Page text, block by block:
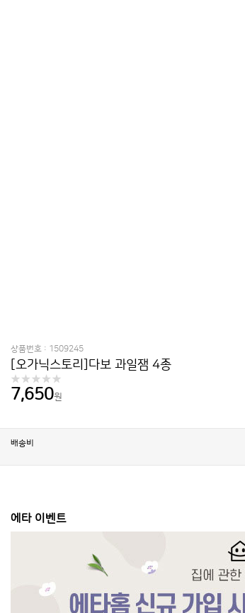
상품번호 : 1509245
[오가닉스토리]다보 과일잼 4종
7,650원
배송비
에타 이벤트